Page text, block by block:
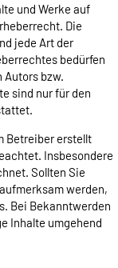
und Werke auf
Die
jede Art der
bedürfen
bzw.
sind nur für den
Betreiber erstellt
Insbesondere
Sollten Sie
werden,
Bei Bekanntwerden
Inhalte umgehend